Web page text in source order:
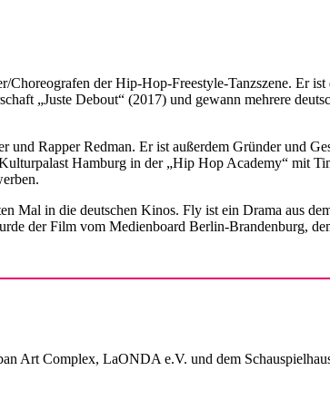
Choreografen der Hip-Hop-Freestyle-Tanzszene. Er
„Juste Debout“ (2017) und gewann mehrere
Rapper Redman. Er ist außerdem Gründer und
Hamburg in der „Hip Hop Academy“ mit
Mal in die deutschen Kinos. Fly ist ein Drama aus
der Film vom Medienboard Berlin-Brandenburg,
Art Complex, LaONDA e.V. und dem